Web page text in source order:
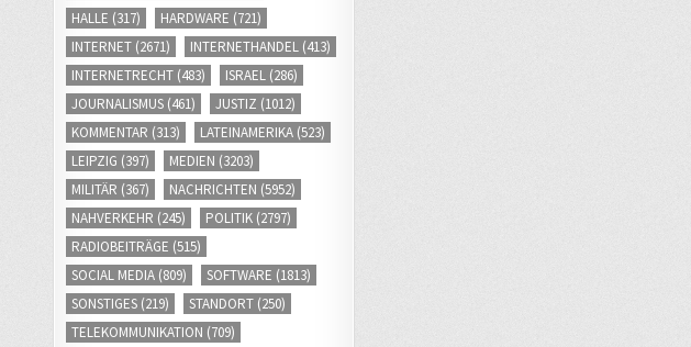
HALLE (317) HARDWARE (721)
INTERNET (2671) INTERNETHANDEL (413)
INTERNETRECHT (483) ISRAEL (286)
JOURNALISMUS (461) JUSTIZ (1012)
KOMMENTAR (313) LATEINAMERIKA (523)
LEIPZIG (397) MEDIEN (3203)
MILITÄR (367) NACHRICHTEN (5952)
NAHVERKEHR (245) POLITIK (2797)
RADIOBEITRÄGE (515)
SOCIAL MEDIA (809) SOFTWARE (1813)
SONSTIGES (219) STANDORT (250)
TELEKOMMUNIKATION (709)